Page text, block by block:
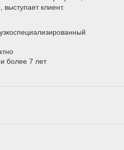
клиент.
более 7 лет